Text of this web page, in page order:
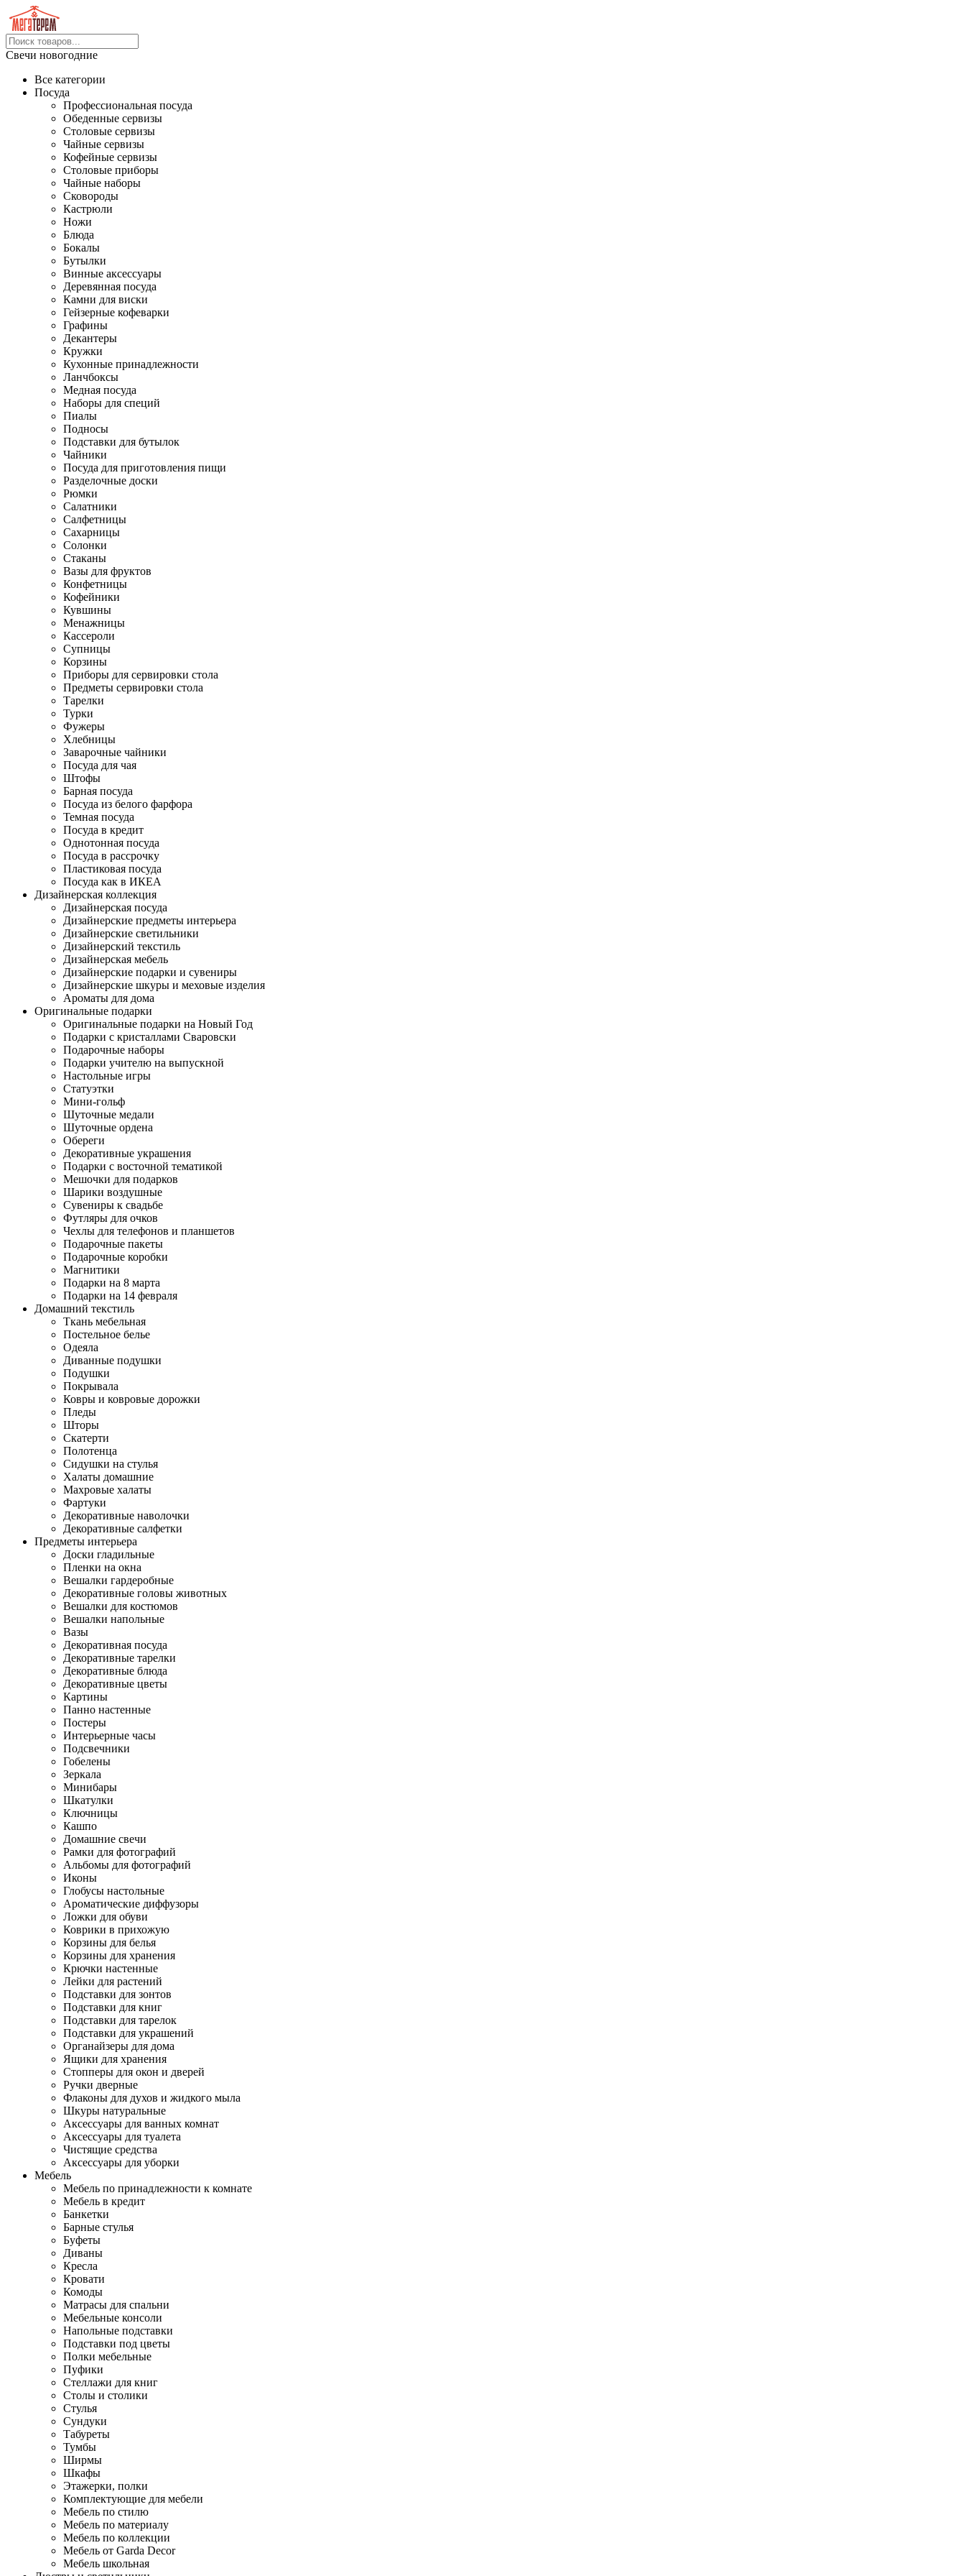
Свечи новогодние
Все категории
Посуда
Профессиональная посуда
Обеденные сервизы
Столовые сервизы
Чайные сервизы
Кофейные сервизы
Столовые приборы
Чайные наборы
Сковороды
Кастрюли
Ножи
Блюда
Бокалы
Бутылки
Винные аксессуары
Деревянная посуда
Камни для виски
Гейзерные кофеварки
Графины
Декантеры
Кружки
Кухонные принадлежности
Ланчбоксы
Медная посуда
Наборы для специй
Пиалы
Подносы
Подставки для бутылок
Чайники
Посуда для приготовления пищи
Разделочные доски
Рюмки
Салатники
Салфетницы
Сахарницы
Солонки
Стаканы
Вазы для фруктов
Конфетницы
Кофейники
Кувшины
Менажницы
Кассероли
Супницы
Корзины
Приборы для сервировки стола
Предметы сервировки стола
Тарелки
Турки
Фужеры
Хлебницы
Заварочные чайники
Посуда для чая
Штофы
Барная посуда
Посуда из белого фарфора
Темная посуда
Посуда в кредит
Однотонная посуда
Посуда в рассрочку
Пластиковая посуда
Посуда как в ИКЕА
Дизайнерская коллекция
Дизайнерская посуда
Дизайнерские предметы интерьера
Дизайнерские светильники
Дизайнерский текстиль
Дизайнерская мебель
Дизайнерские подарки и сувениры
Дизайнерские шкуры и меховые изделия
Ароматы для дома
Оригинальные подарки
Оригинальные подарки на Новый Год
Подарки с кристаллами Сваровски
Подарочные наборы
Подарки учителю на выпускной
Настольные игры
Статуэтки
Мини-гольф
Шуточные медали
Шуточные ордена
Обереги
Декоративные украшения
Подарки с восточной тематикой
Мешочки для подарков
Шарики воздушные
Сувениры к свадьбе
Футляры для очков
Чехлы для телефонов и планшетов
Подарочные пакеты
Подарочные коробки
Магнитики
Подарки на 8 марта
Подарки на 14 февраля
Домашний текстиль
Ткань мебельная
Постельное белье
Одеяла
Диванные подушки
Подушки
Покрывала
Ковры и ковровые дорожки
Пледы
Шторы
Скатерти
Полотенца
Сидушки на стулья
Халаты домашние
Махровые халаты
Фартуки
Декоративные наволочки
Декоративные салфетки
Предметы интерьера
Доски гладильные
Пленки на окна
Вешалки гардеробные
Декоративные головы животных
Вешалки для костюмов
Вешалки напольные
Вазы
Декоративная посуда
Декоративные тарелки
Декоративные блюда
Декоративные цветы
Картины
Панно настенные
Постеры
Интерьерные часы
Подсвечники
Гобелены
Зеркала
Минибары
Шкатулки
Ключницы
Кашпо
Домашние свечи
Рамки для фотографий
Альбомы для фотографий
Иконы
Глобусы настольные
Ароматические диффузоры
Ложки для обуви
Коврики в прихожую
Корзины для белья
Корзины для хранения
Крючки настенные
Лейки для растений
Подставки для зонтов
Подставки для книг
Подставки для тарелок
Подставки для украшений
Органайзеры для дома
Ящики для хранения
Стопперы для окон и дверей
Ручки дверные
Флаконы для духов и жидкого мыла
Шкуры натуральные
Аксессуары для ванных комнат
Аксессуары для туалета
Чистящие средства
Аксессуары для уборки
Мебель
Мебель по принадлежности к комнате
Мебель в кредит
Банкетки
Барные стулья
Буфеты
Диваны
Кресла
Кровати
Комоды
Матрасы для спальни
Мебельные консоли
Напольные подставки
Подставки под цветы
Полки мебельные
Пуфики
Стеллажи для книг
Столы и столики
Стулья
Сундуки
Табуреты
Тумбы
Ширмы
Шкафы
Этажерки, полки
Комплектующие для мебели
Мебель по стилю
Мебель по материалу
Мебель по коллекции
Мебель от Garda Decor
Мебель школьная